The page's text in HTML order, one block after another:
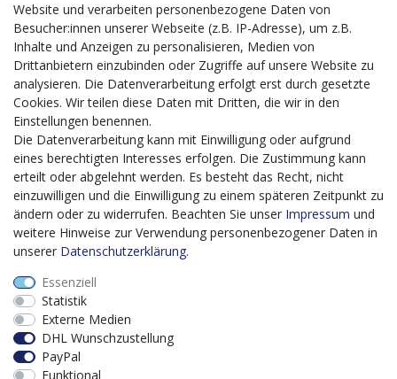
CMS-Softwaresystems zur digitalen Optimierung
von Geschäftsprozessen
Mit dem vorgenannten Projekt, welches im Zeitraum vom
20.12.2023 bis zum 29.02.2024 im Rahmen des
Förderprogrammes Digitalisierung Zuschuss EFRE 2021
bis 2027 umgesetzt wird, möchten wir in die Anschaffung
eines Content-Management-Systems (CMS-
Softwaresystem) investieren, um unseren Online-Shop
künftig selbst verwalten zu können. Diese Software dient
der effizienteren gemeinschaftlichen Erstellung,
Bearbeitung, Organisation und Darstellung digitaler
Inhalte (Content) in unserem Unternehmen. Dies ist
insbesondere für den Vertrieb von Bedeutung. Bisher
Software digitalisiert werden was zu einer enormen
Zeitersparnis führt.
Dieses Vorhaben wird kofinanziert von der Europäischen
Union mithilfe von EFRE-Mitteln sowie durch Steuermittel
auf der Grundlage des vom Sächsischen Landtag
Website und verarbeiten personenbezogene Daten von
Besucher:innen unserer Webseite (z.B. IP-Adresse), um z.B.
Inhalte und Anzeigen zu personalisieren, Medien von
Drittanbietern einzubinden oder Zugriffe auf unsere Website zu
analysieren. Die Datenverarbeitung erfolgt erst durch gesetzte
Cookies. Wir teilen diese Daten mit Dritten, die wir in den
Einstellungen benennen.
Die Datenverarbeitung kann mit Einwilligung oder aufgrund
eines berechtigten Interesses erfolgen. Die Zustimmung kann
erteilt oder abgelehnt werden. Es besteht das Recht, nicht
einzuwilligen und die Einwilligung zu einem späteren Zeitpunkt zu
ändern oder zu widerrufen. Beachten Sie unser Impressum und
weitere Hinweise zur Verwendung personenbezogener Daten in
unserer Daten­schutz­erklärung.
Essenziell
Statistik
Externe Medien
DHL Wunschzustellung
PayPal
Funktional